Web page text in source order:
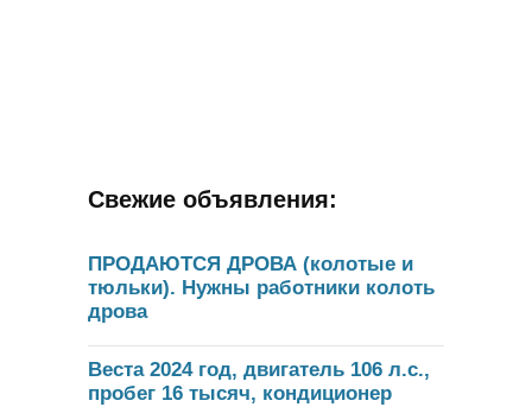
Свежие объявления:
ПРОДАЮТСЯ ДРОВА (колотые и
тюльки). Нужны работники колоть
дрова
Веста 2024 год, двигатель 106 л.с.,
пробег 16 тысяч, кондиционер